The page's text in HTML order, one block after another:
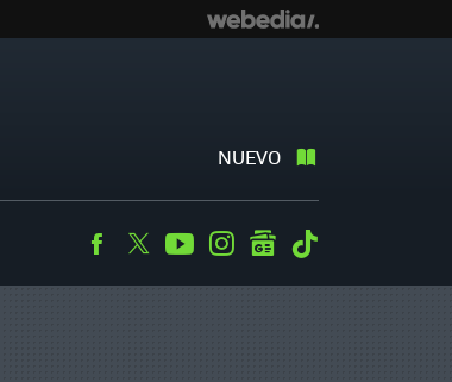
NUEVO
Facebook
TwitterYoutubeInstagramgooglenews